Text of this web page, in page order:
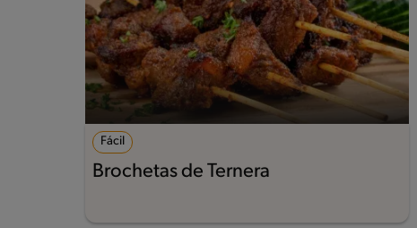
Fácil
Brochetas de Ternera